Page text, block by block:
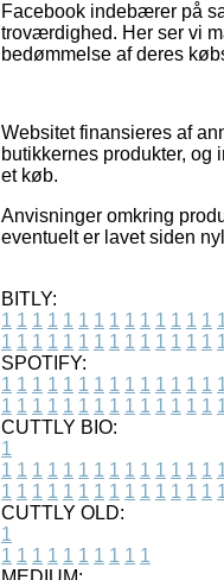
Facebook indebærer på
troværdighed. Her ser vi
bedømmelse af deres
Websitet finansieres af
butikkernes produkter,
et køb.
Anvisninger omkring
eventuelt er lavet siden
BITLY:
1 1 1 1 1 1 1 1 1 1 1 1 1 1
1 1 1 1 1 1 1 1 1 1 1 1 1 1
SPOTIFY:
1 1 1 1 1 1 1 1 1 1 1 1 1 1
1 1 1 1 1 1 1 1 1 1 1 1 1 1
CUTTLY BIO:
1
1 1 1 1 1 1 1 1 1 1 1 1 1 1
1 1 1 1 1 1 1 1 1 1 1 1 1 1
CUTTLY OLD:
1
1 1 1 1 1 1 1 1 1 1